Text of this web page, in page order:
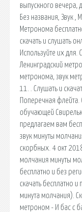
выпускного вечера,
Без названия, Звук ,
Метронома
скачать и слушать
Используйте их для.
Ленинградский
метронома, звук
11. . Cлушать и
Поперечная
обучающей
предлагаем вам
звук минуты
скорбных. 4 окт
молчания минуты
бесплатно и без
скачать бесплатно
минута молчания).
метроном - И бас с